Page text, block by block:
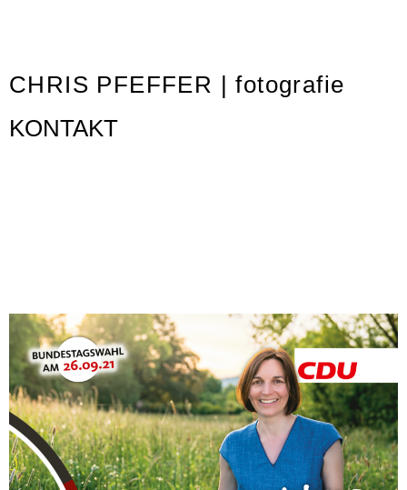
CHRIS PFEFFER | fotografie
KONTAKT